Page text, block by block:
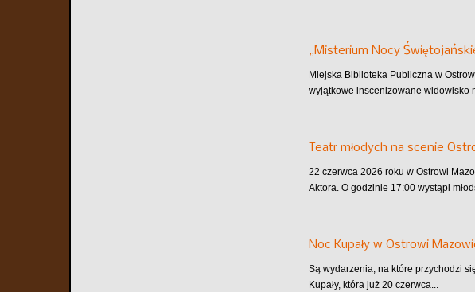
„Misterium Nocy
Miejska Biblioteka Publiczna w
wyjątkowe inscenizowane widowisko
Teatr młodych na scenie
22 czerwca 2026 roku w Ostrowi
Aktora. O godzinie 17:00 wystąpi
Noc Kupały w Ostrowi
Są wydarzenia, na które przychodzi
Kupały, która już 20 czerwca...